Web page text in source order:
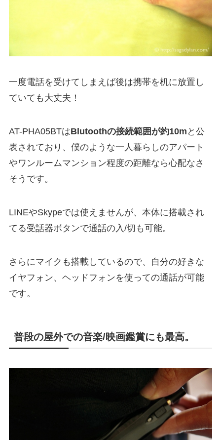
一度電話を受けてしまえば後は携帯を机に放置し
ていても大丈夫！
AT-PHA05BTはBlutoothの接続範囲が約10m と公
表されており、僕のような一人暮らしのアパート
やワンルームマンション程度の距離なら心配なさ
そうです。
LINEやSkypeでは使えませんが、本体に搭載され
てる受話器ボタンで通話の入/切も可能。
さらにマイクも搭載しているので、自分の好きな
イヤフォン、ヘッドフォンを使っての通話が可能
です。
普段の屋外での音楽/映画鑑賞にも最高。